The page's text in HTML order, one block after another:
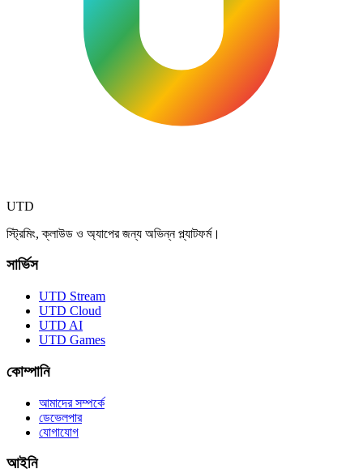
UTD
স্ট্রিমিং, ক্লাউড ও অ্যাপের জন্য অভিন্ন প্ল্যাটফর্ম।
সার্ভিস
UTD Stream
UTD Cloud
UTD AI
UTD Games
কোম্পানি
আমাদের সম্পর্কে
ডেভেলপার
যোগাযোগ
আইনি